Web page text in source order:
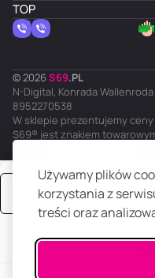
Używamy plików
korzystania z
treści oraz
TOP
© 2026 S69.PL
N-Digital, Konrada Wallenroda
8952270538
W sklepie prezentujemy
S69® jest znakiem